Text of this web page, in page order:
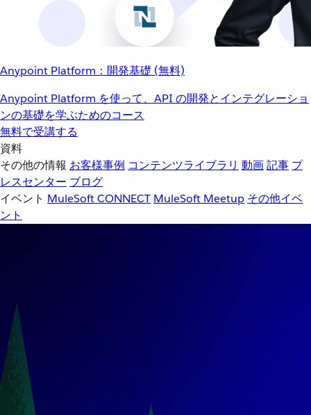
Anypoint Platform：開発基礎 (無料)
Anypoint Platform を使って、API の開発とインテグレーショ
ンの基礎を学ぶためのコース
無料で受講する
資料
その他の情報 お客様事例 コンテンツライブラリ 動画記事 プ
レスセンター ブログ
イベント MuleSoft CONNECT MuleSoft Meetup その他イベ
ント